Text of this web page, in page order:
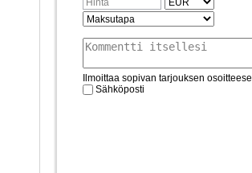
Ilmoittaa sopivan tarjouksen
Sähköposti